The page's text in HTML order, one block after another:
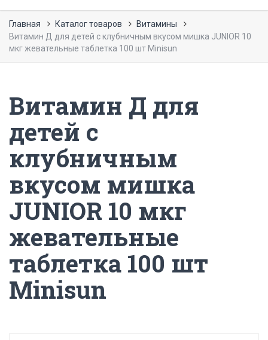
Главная Каталог товаров
Витамины
Витамин Д для детей с клубничным вкусом мишка JUNIOR 10
мкг жевательные таблетка 100 шт Minisun
Витамин Д для
детей с
клубничным
вкусом мишка
JUNIOR 10 мкг
жевательные
таблетка 100 шт
Minisun